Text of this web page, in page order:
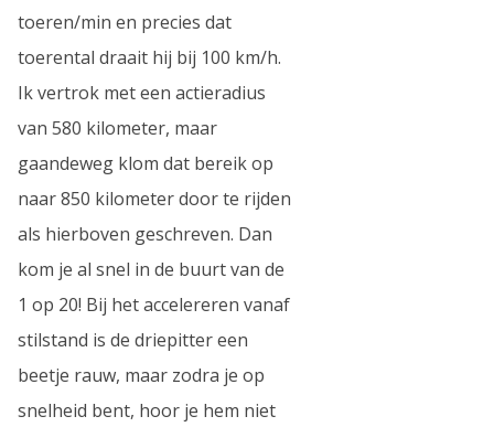
toeren/min en precies dat
toerental draait hij bij 100 km/h.
Ik vertrok met een actieradius
van 580 kilometer, maar
gaandeweg klom dat bereik op
naar 850 kilometer door te rijden
als hierboven geschreven. Dan
kom je al snel in de buurt van de
1 op 20! Bij het accelereren vanaf
stilstand is de driepitter een
beetje rauw, maar zodra je op
snelheid bent, hoor je hem niet